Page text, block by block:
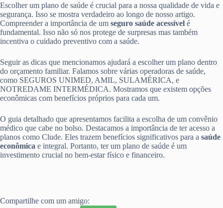
Escolher um plano de saúde é crucial para a nossa qualidade de vida e
segurança. Isso se mostra verdadeiro ao longo de nosso artigo.
Compreender a importância de um seguro saúde acessível é
fundamental. Isso não só nos protege de surpresas mas também
incentiva o cuidado preventivo com a saúde.
Seguir as dicas que mencionamos ajudará a escolher um plano dentro
do orçamento familiar. Falamos sobre várias operadoras de saúde,
como SEGUROS UNIMED, AMIL, SULAMÉRICA, e
NOTREDAME INTERMÉDICA. Mostramos que existem opções
econômicas com benefícios próprios para cada um.
O guia detalhado que apresentamos facilita a escolha de um convênio
médico que cabe no bolso. Destacamos a importância de ter acesso a
planos como Clude. Eles trazem benefícios significativos para a saúde
econômica e integral. Portanto, ter um plano de saúde é um
investimento crucial no bem-estar físico e financeiro.
Compartilhe com um amigo: